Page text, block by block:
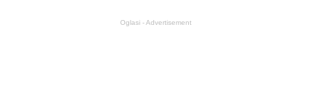
Oglasi - Advertisement